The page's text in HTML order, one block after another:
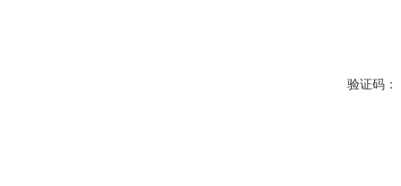
验证码：